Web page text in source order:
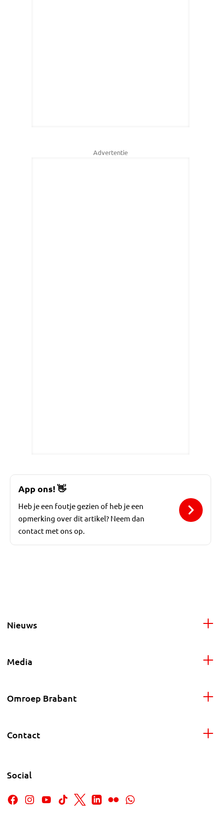
Advertentie
App ons!👋
Heb je een foutje gezien of heb je een
opmerking over dit artikel? Neem dan
contact met ons op.
Nieuws
Media
Omroep Brabant
Contact
Social